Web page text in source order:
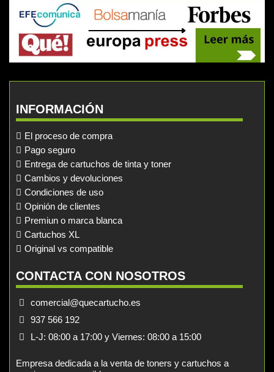
INFORMACIÓN
El proceso de compra
Pago seguro
Entrega de cartuchos de tinta y toner
Cambios y devoluciones
Condiciones de uso
Opinión de clientes
Premiun o marca blanca
Cartuchos XL
Original vs compatible
CONTACTA CON NOSOTROS
comercial@quecartucho.es
937 566 192
L-J: 08:00 a 17:00 y Viernes: 08:00 a 15:00
Empresa dedicada a la venta de toners y cartuchos a